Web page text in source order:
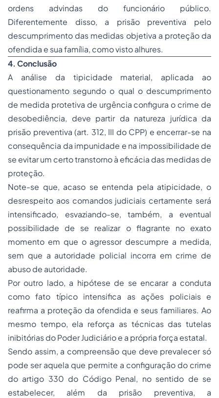
ordens advindas do funcionário público.
Diferentemente disso, a prisão preventiva pelo
descumprimento das medidas objetiva a proteção da
ofendida e sua família, como visto alhures.
4. Conclusão
A análise da tipicidade material, aplicada ao
questionamento segundo o qual o descumprimento
de medida protetiva de urgência configura o crime de
desobediência, deve partir da natureza jurídica da
prisão preventiva (art. 312, III do CPP) e encerrar-se na
consequência da impunidade e na impossibilidade de
se evitar um certo transtorno à eficácia das medidas de
proteção.
Note-se que, acaso se entenda pela atipicidade, o
desrespeito aos comandos judiciais certamente será
intensificado, esvaziando-se, também, a eventual
possibilidade de se realizar o flagrante no exato
momento em que o agressor descumpre a medida,
sem que a autoridade policial incorra em crime de
abuso de autoridade.
Por outro lado, a hipótese de se encarar a conduta
como fato típico intensifica as ações policiais e
reafirma a proteção da ofendida e seus familiares. Ao
mesmo tempo, ela reforça as técnicas das tutelas
inibitórias do Poder Judiciário e a própria força estatal.
Sendo assim, a compreensão que deve prevalecer só
pode ser aquela que permite a configuração do crime
do artigo 330 do Código Penal, no sentido de se
estabelecer, além da prisão preventiva, a